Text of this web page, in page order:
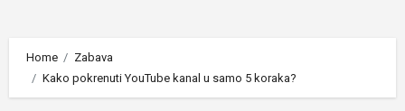
Home
Zabava
Kako pokrenuti YouTube kanal u samo 5 koraka?